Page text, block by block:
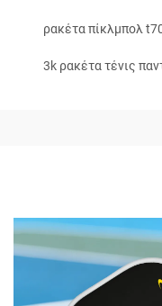
ρακέτα πίκλμπολ
3k ρακέτα τένις